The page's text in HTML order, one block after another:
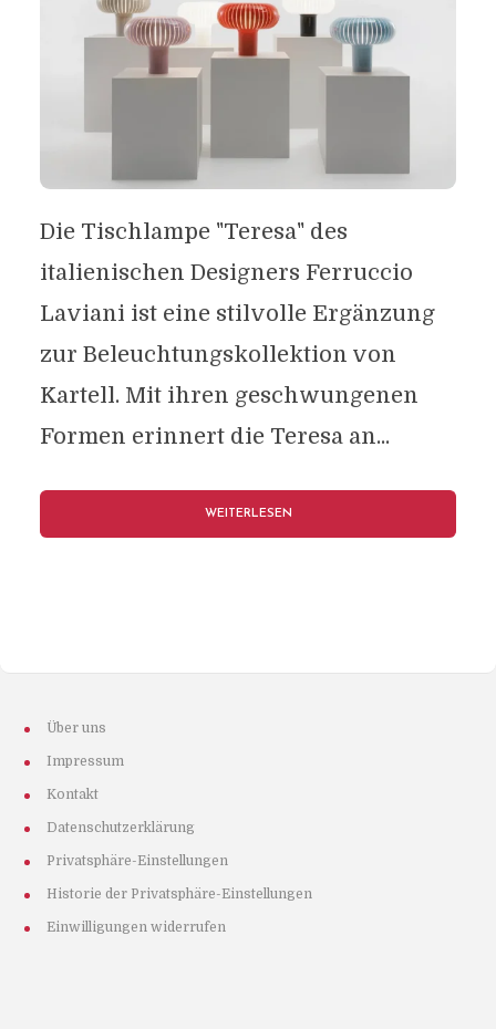
Die Tischlampe "Teresa" des
italienischen Designers Ferruccio
Laviani ist eine stilvolle Ergänzung
zur Beleuchtungskollektion von
Kartell. Mit ihren geschwungenen
Formen erinnert die Teresa an...
WEITERLESEN
Über uns
Impressum
Kontakt
Datenschutzerklärung
Privatsphäre-Einstellungen
Historie der Privatsphäre-Einstellungen
Einwilligungen widerrufen